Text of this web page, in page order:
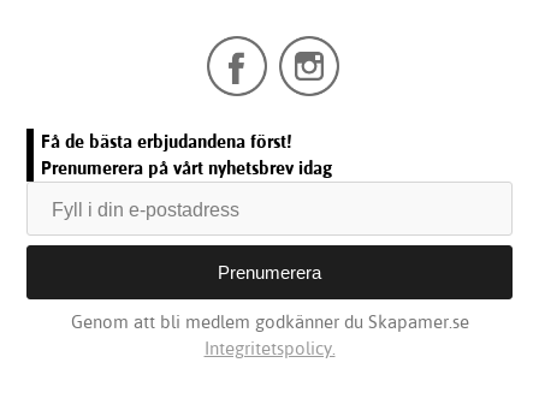
Få de bästa erbjudandena först!
Prenumerera på vårt nyhetsbrev idag
Genom att bli medlem godkänner du Skapamer.se
Integritetspolicy.